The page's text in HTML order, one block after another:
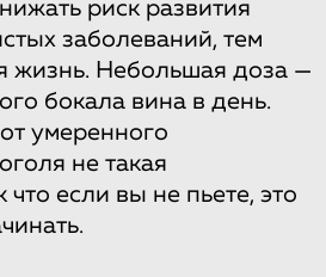
риск развития
заболеваний, тем
жизнь. Небольшая доза —
бокала вина в день.
умеренного
не такая
если вы не пьете, это